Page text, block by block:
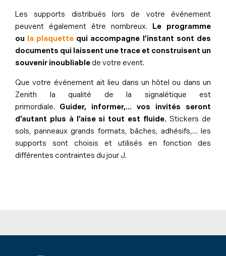
Les supports distribués lors de votre événement
peuvent également être nombreux. Le programme
ou la plaquette qui accompagne l’instant sont des
documents qui laissent une trace et construisent un
souvenir inoubliable de votre event.
Que votre événement ait lieu dans un hôtel ou dans un
Zenith la qualité de la signalétique est
primordiale. Guider, informer,… vos invités seront
d’autant plus à l’aise si tout est fluide. Stickers de
sols, panneaux grands formats, bâches, adhésifs,… les
supports sont choisis et utilisés en fonction des
différentes contraintes du jour J.